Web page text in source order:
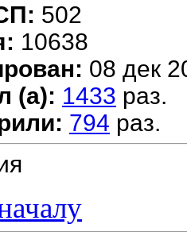
502
10638
08 дек
(а): 1433 раз.
794 раз.